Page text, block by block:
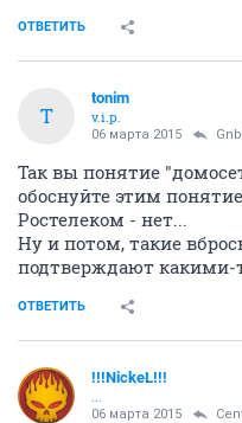
ОТВЕТИТЬ
T
tonim
v.i.p.
06 марта 2015
Так вы понятие
обоснуйте этим
Ростелеком - нет...
Ну и потом, такие
подтверждают какими-
ОТВЕТИТЬ
!!!NickeL!!!
06 марта 2015